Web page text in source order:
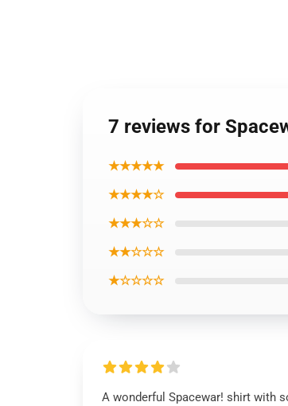
7 reviews for
★★★★★
★★★★☆
★★★☆☆
★★☆☆☆
★☆☆☆☆
A wonderful Spacewar! shirt with